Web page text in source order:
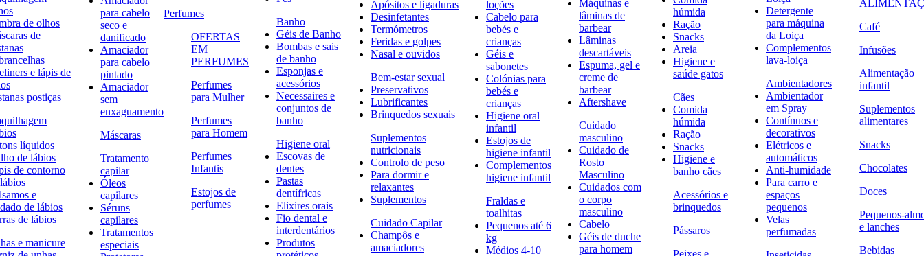
de olhos
de
e lápis de
postiças
líquidos
de lábios
de contorno
e
de lábios
de lábios
e manicure
para cabelo
seco e
danificado
Amaciador
para cabelo
pintado
Amaciador
sem
enxaguamento
Máscaras
Tratamento
capilar
Óleos
capilares
Séruns
capilares
Tratamentos
especiais
Perfumes
OFERTAS
EM
PERFUMES
Perfumes
para Mulher
Perfumes
para Homem
Perfumes
Infantis
Estojos de
perfumes
Banho
Géis de Banho
Bombas e sais
de banho
Esponjas e
acessórios
Necessaires e
conjuntos de
banho
Higiene oral
Escovas de
dentes
Pastas
dentífricas
Elixires orais
Fio dental e
interdentários
Produtos
Apósitos e ligaduras
Desinfetantes
Termómetros
Feridas e golpes
Nasal e ouvidos
Bem-estar sexual
Preservativos
Lubrificantes
Brinquedos sexuais
Suplementos
nutricionais
Controlo de peso
Para dormir e
relaxantes
Suplementos
Cuidado Capilar
Champôs e
amaciadores
loções
Cabelo para
bebés e
crianças
Géis e
sabonetes
Colónias para
bebés e
crianças
Higiene oral
infantil
Estojos de
higiene infantil
Complementos
higiene infantil
Fraldas e
toalhitas
Pequenos até 6
kg
Médios 4-10
Máquinas e
lâminas de
barbear
Lâminas
descartáveis
Espuma, gel e
creme de
barbear
Aftershave
Cuidado
masculino
Cuidado de
Rosto
Masculino
Cuidados com
o corpo
masculino
Cabelo
Géis de duche
para homem
húmida
Ração
Snacks
Areia
Higiene e
saúde gatos
Cães
Comida
húmida
Ração
Snacks
Higiene e
banho cães
Acessórios e
brinquedos
Pássaros
Peixes e
Detergente
para máquina
da Loiça
Complementos
lava-loiça
Ambientadores
Ambientador
em Spray
Contínuos e
decorativos
Elétricos e
automáticos
Anti-humidade
Para carro e
espaços
pequenos
Velas
perfumadas
Café
Infusões
Alimentação
infantil
Suplementos
alimentares
Snacks
Chocolates
Doces
Pequenos-
e lanches
Bebidas